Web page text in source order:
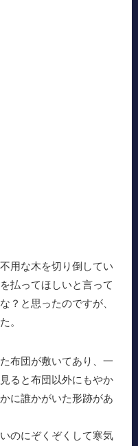
用な木を切り倒してい
払ってほしいと言って
？と思ったのですが、
。
布団が敷いてあり、一
ると布団以外にもやか
に誰かがいた形跡があ
のにぞくぞくして寒気